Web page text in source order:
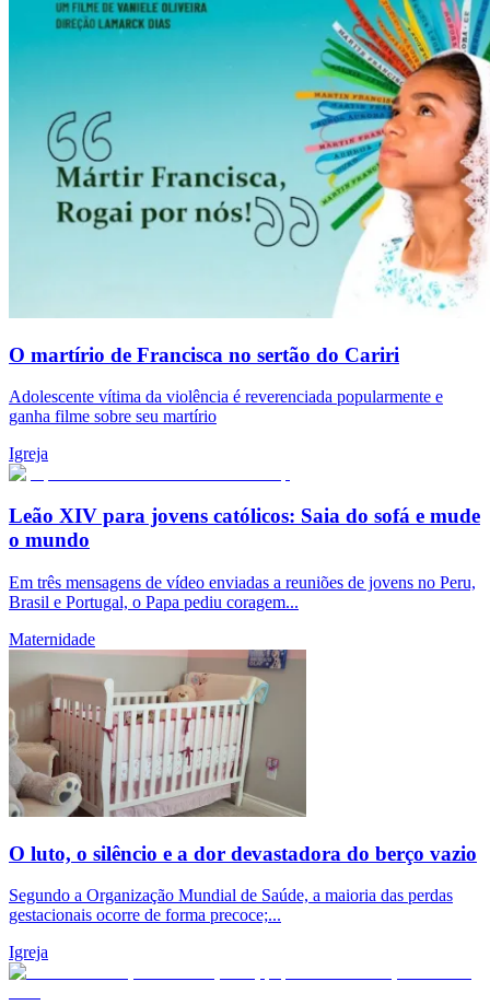
O martírio de Francisca no sertão do Cariri
Adolescente vítima da violência é reverenciada popularmente e
ganha filme sobre seu martírio
Igreja
Leão XIV para jovens católicos: Saia do sofá e mude
o mundo
Em três mensagens de vídeo enviadas a reuniões de jovens no Peru,
Brasil e Portugal, o Papa pediu coragem...
Maternidade
O luto, o silêncio e a dor devastadora do berço vazio
Segundo a Organização Mundial de Saúde, a maioria das perdas
gestacionais ocorre de forma precoce;...
Igreja